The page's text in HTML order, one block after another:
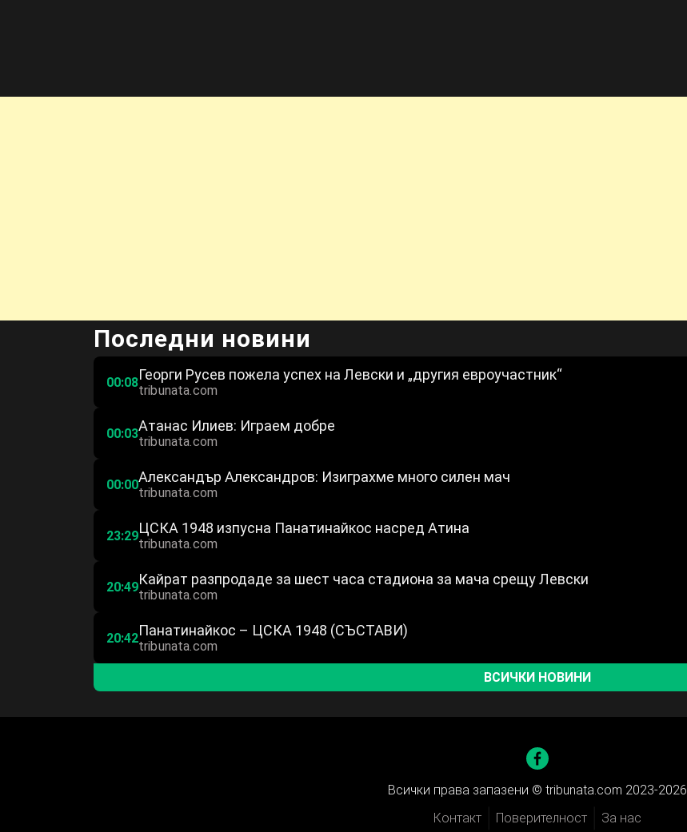
Последни новини
00:08Георги Русев пожела успех на Левски и „другия евроучастник“
tribunata.com
00:03Атанас Илиев: Играем добре
tribunata.com
00:00Александър Александров: Изиграхме много силен мач
tribunata.com
23:29ЦСКА 1948 изпусна Панатинайкос насред Атина
tribunata.com
20:49Кайрат разпродаде за шест часа стадиона за мача срещу Левски
tribunata.com
20:42Панатинайкос – ЦСКА 1948 (СЪСТАВИ)
tribunata.com
ВСИЧКИ НОВИНИ
Всички права запазени © tribunata.com 2023-2026
Контакт
Поверителност За нас